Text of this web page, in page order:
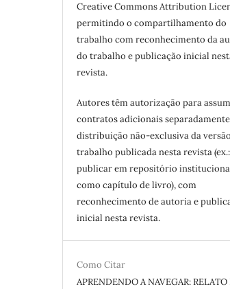
Creative Commons Attribution
permitindo o compartilhamento do
trabalho com reconhecimento da
do trabalho e publicação inicial
revista.
Autores têm autorização para
contratos adicionais
distribuição não-exclusiva da
trabalho publicada nesta revista (ex.:
publicar em repositório
como capítulo de livro), com
reconhecimento de autoria e
inicial nesta revista.
Como Citar
APRENDENDO A NAVEGAR: RELATO